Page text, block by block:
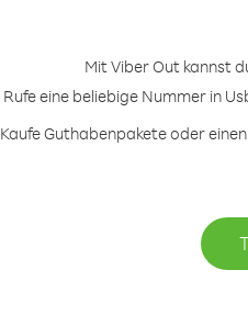
Mit Viber Out kannst
Rufe eine beliebige Nummer in
Kaufe Guthabenpakete oder